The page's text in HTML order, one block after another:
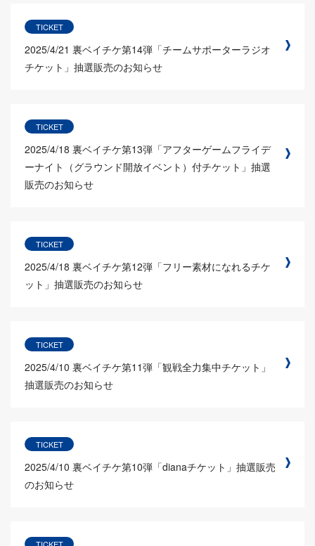
TICKET
2025/4/21 裏ベイチケ第14弾「チームサポーターラジオ
チケット」抽選販売のお知らせ
TICKET
2025/4/18 裏ベイチケ第13弾「アフターゲームフライデ
ーナイト（グラウンド開放イベント）付チケット」抽選
販売のお知らせ
TICKET
2025/4/18 裏ベイチケ第12弾「フリー素材になれるチケ
ット」抽選販売のお知らせ
TICKET
2025/4/10 裏ベイチケ第11弾「観戦全力集中チケット」
抽選販売のお知らせ
TICKET
2025/4/10 裏ベイチケ第10弾「dianaチケット」抽選販売
のお知らせ